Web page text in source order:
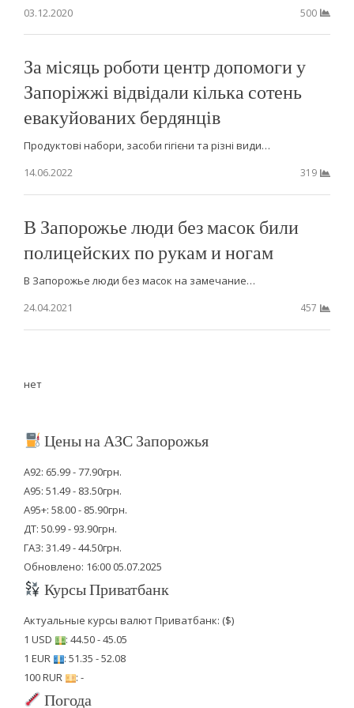
03.12.2020 500
За місяць роботи центр допомоги у
Запоріжжі відвідали кілька сотень
евакуйованих бердянців
Продуктові набори, засоби гігієни та різні види…
14.06.2022
319
В Запорожье люди без масок били
полицейских по рукам и ногам
В Запорожье люди без масок на замечание…
24.04.2021
457
нет
Цены на АЗС Запорожья
А92: 65.99 - 77.90грн.
А95: 51.49 - 83.50грн.
А95+: 58.00 - 85.90грн.
ДТ: 50.99 - 93.90грн.
ГАЗ: 31.49 - 44.50грн.
Обновлено: 16:00 05.07.2025
Курсы Приватбанк
Актуальные курсы валют Приватбанк: ($)
1 USD
: 44.50 - 45.05
1 EUR
: 51.35 - 52.08
100 RUR
: -
Погода